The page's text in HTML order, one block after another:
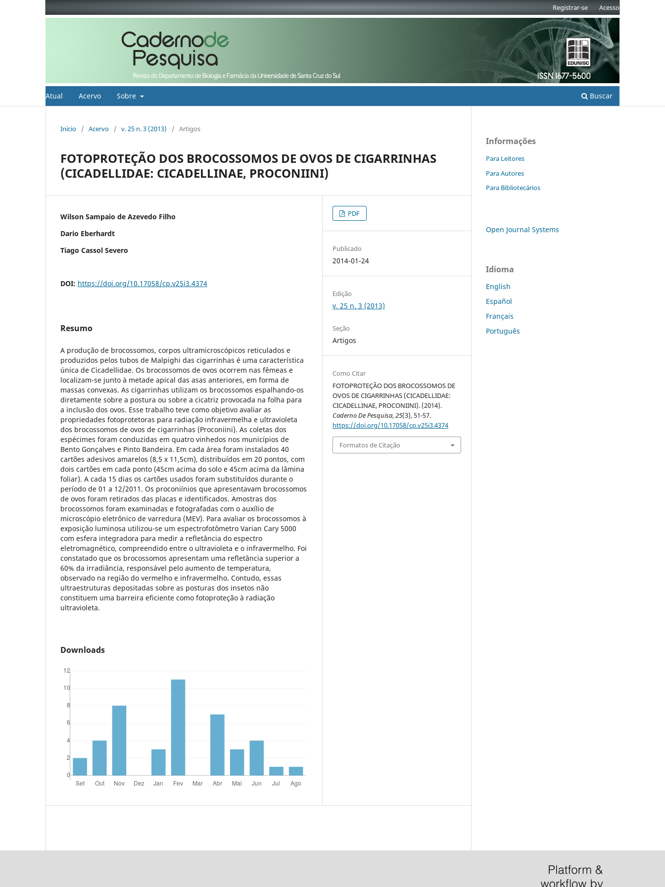
Atual Acervo Sobre Buscar
Registrar-se Acesso
Início / Acervo / v. 25 n. 3 (2013) / Artigos
FOTOPROTEÇÃO DOS BROCOSSOMOS DE OVOS DE CIGARRINHAS
(CICADELLIDAE: CICADELLINAE, PROCONIINI)
Wilson Sampaio de Azevedo Filho
Dario Eberhardt
Tiago Cassol Severo
DOI: https://doi.org/10.17058/cp.v25i3.4374
Resumo
A produção de brocossomos, corpos ultramicroscópicos reticulados e
produzidos pelos tubos de Malpighi das cigarrinhas é uma característica
única de Cicadellidae. Os brocossomos de ovos ocorrem nas fêmeas e
localizam-se junto à metade apical das asas anteriores, em forma de
massas convexas. As cigarrinhas utilizam os brocossomos espalhando-os
diretamente sobre a postura ou sobre a cicatriz provocada na folha para
a inclusão dos ovos. Esse trabalho teve como objetivo avaliar as
propriedades fotoprotetoras para radiação infravermelha e ultravioleta
dos brocossomos de ovos de cigarrinhas (Proconiini). As coletas dos
espécimes foram conduzidas em quatro vinhedos nos municípios de
Bento Gonçalves e Pinto Bandeira. Em cada área foram instalados 40
cartões adesivos amarelos (8,5 x 11,5cm), distribuídos em 20 pontos, com
dois cartões em cada ponto (45cm acima do solo e 45cm acima da lâmina
foliar). A cada 15 dias os cartões usados foram substituídos durante o
período de 01 a 12/2011. Os proconiínios que apresentavam brocossomos
de ovos foram retirados das placas e identificados. Amostras dos
brocossomos foram examinadas e fotografadas com o auxílio de
microscópio eletrônico de varredura (MEV). Para avaliar os brocossomos à
exposição luminosa utilizou-se um espectrofotômetro Varian Cary 5000
com esfera integradora para medir a refletância do espectro
eletromagnético, compreendido entre o ultravioleta e o infravermelho. Foi
constatado que os brocossomos apresentam uma refletância superior a
60% da irradiância, responsável pelo aumento de temperatura,
observado na região do vermelho e infravermelho. Contudo, essas
ultraestruturas depositadas sobre as posturas dos insetos não
constituem uma barreira eficiente como fotoproteção à radiação
ultravioleta.
Downloads
PDF
Publicado
2014-01-24
Edição
v. 25 n. 3 (2013)
Seção
Artigos
Como Citar
FOTOPROTEÇÃO DOS BROCOSSOMOS DE
OVOS DE CIGARRINHAS (CICADELLIDAE:
CICADELLINAE, PROCONIINI). (2014).
Caderno De Pesquisa,25(3), 51-57.
https://doi.org/10.17058/cp.v25i3.4374
Formatos de Citação
Informações
Para Leitores
Para Autores
Para Bibliotecários
Open Journal Systems
Idioma
English
Español
Français
Português